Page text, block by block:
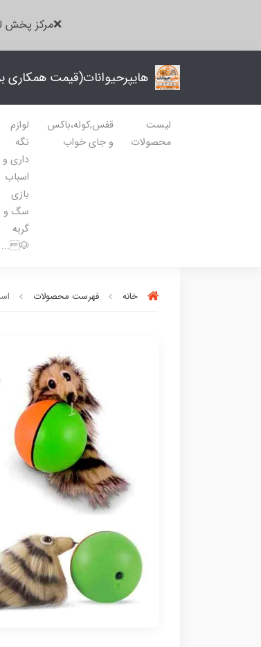
❌مرکز پخش
هایپرحیوانات(قیمت همکاری
لیست
محصولات
قفس,کوله،باکس
و جای خواب
لوازم
نگه
داری و
اسباب
بازی
سگ و
گربه
🐶 ...
خانه فهرست محصولات